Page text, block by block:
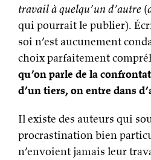
travail à quelqu’un d’autre (
qui pourrait le publier).
soi n’est aucunement
choix parfaitement
qu’on parle de la
d’un tiers, on entre dans
Il existe des auteurs qui
procrastination bien
n’envoient jamais leur